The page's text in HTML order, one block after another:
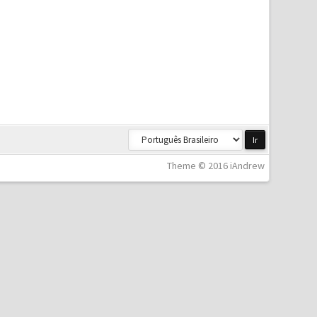
Theme © 2016 iAndrew